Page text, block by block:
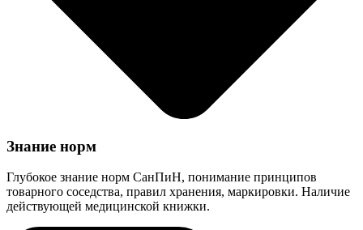
Знание норм
Глубокое знание норм СанПиН, понимание принципов
товарного соседства, правил хранения, маркировки. Наличие
действующей медицинской книжки.